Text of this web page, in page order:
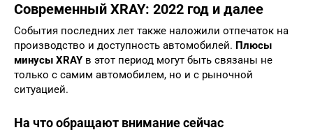
Современный XRAY: 2022 год и далее
События последних лет также наложили отпечаток на
производство и доступность автомобилей. Плюсы
минусы XRAY в этот период могут быть связаны не
только с самим автомобилем, но и с рыночной
ситуацией.
На что обращают внимание сейчас